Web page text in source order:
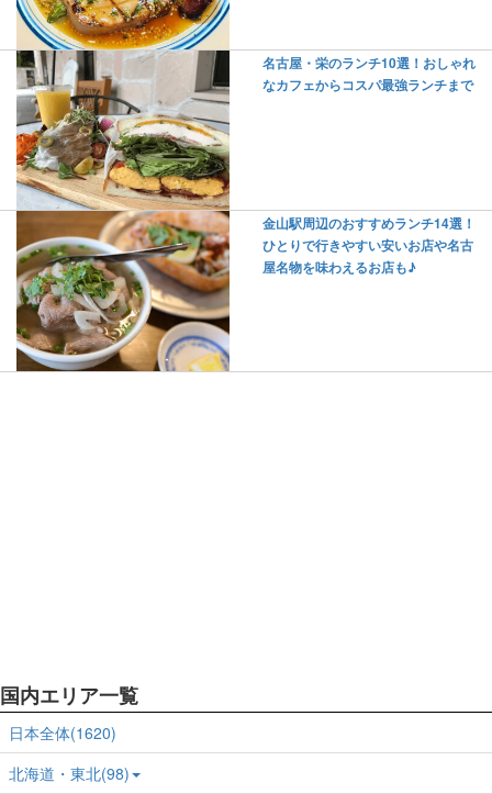
名古屋・栄のランチ10選！おしゃれ
なカフェからコスパ最強ランチまで
金山駅周辺のおすすめランチ14選！
ひとりで行きやすい安いお店や名古
屋名物を味わえるお店も♪
国内エリア一覧
日本全体(1620)
北海道・東北(98)